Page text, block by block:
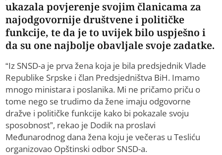
ukazala povjerenje svojim članicama za
najodgovornije društvene i političke
funkcije, te da je to uvijek bilo uspješno i
da su one najbolje obavljale svoje zadatke.
“Iz SNSD-a je prva žena koja je bila predsjednik Vlade
Republike Srpske i član Predsjedništva BiH. Imamo
mnogo ministara i poslanika. Mi ne pričamo priču o
tome nego se trudimo da žene imaju odgovorne
dražve i političke funkcije kako bi pokazale svoju
sposobnost”, rekao je Dodik na proslavi
Međunarodnog dana žena koju je večeras u Tesliću
organizovao Opštinski odbor SNSD-a.